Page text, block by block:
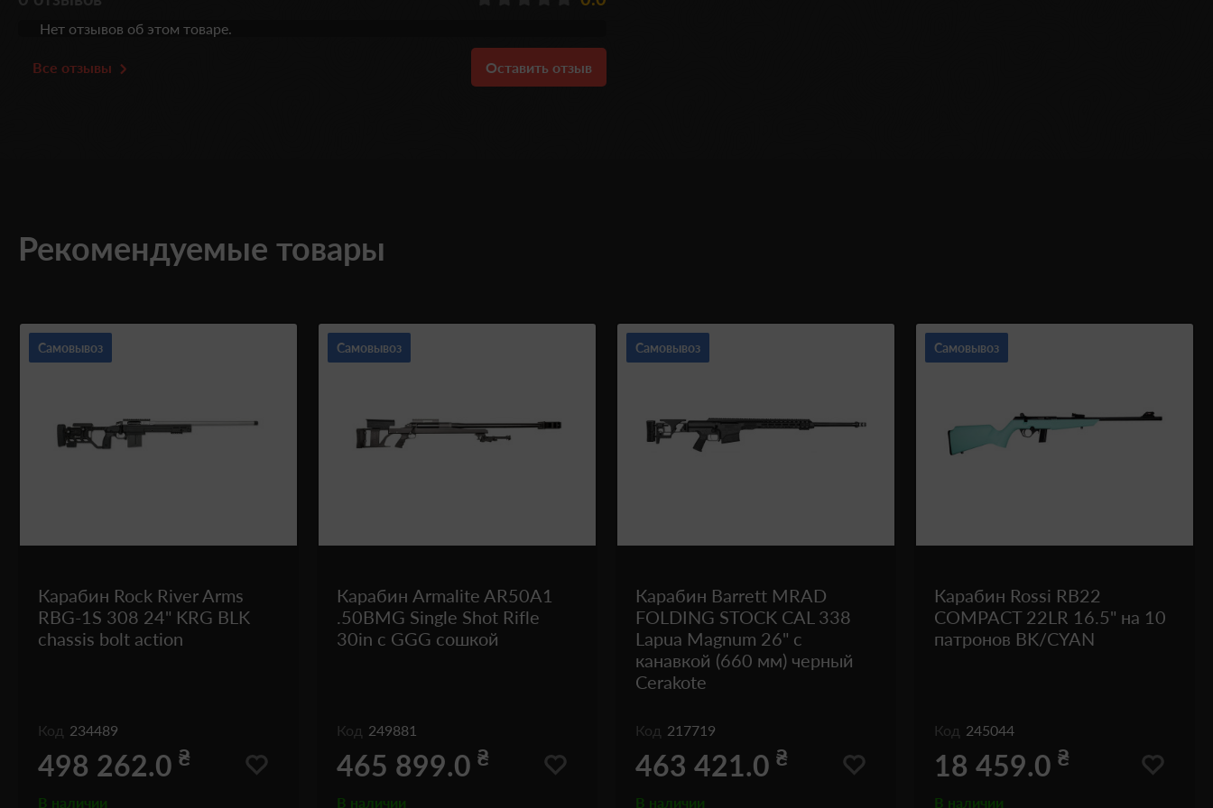
Нет отзывов об этом товаре.
Все отзывы Оставить отзыв
Рекомендуемые товары
Самовывоз
Карабин Rock River Arms
RBG-1S 308 24" KRG BLK
chassis bolt action
Код 234489
498 262.0 ₴
В наличии
Самовывоз
Карабин Armalite AR50A1
.50BMG Single Shot Rifle
30in с GGG сошкой
Код 249881
465 899.0 ₴
В наличии
Самовывоз
Карабин Barrett MRAD
FOLDING STOCK CAL 338
Lapua Magnum 26" с
канавкой (660 мм) черный
Cerakote
Код 217719
463 421.0 ₴
В наличии
Самовывоз
Карабин Rossi RB22
COMPACT 22LR 16.5" на 10
патронов BK/CYAN
Код 245044
18 459.0 ₴
В наличии